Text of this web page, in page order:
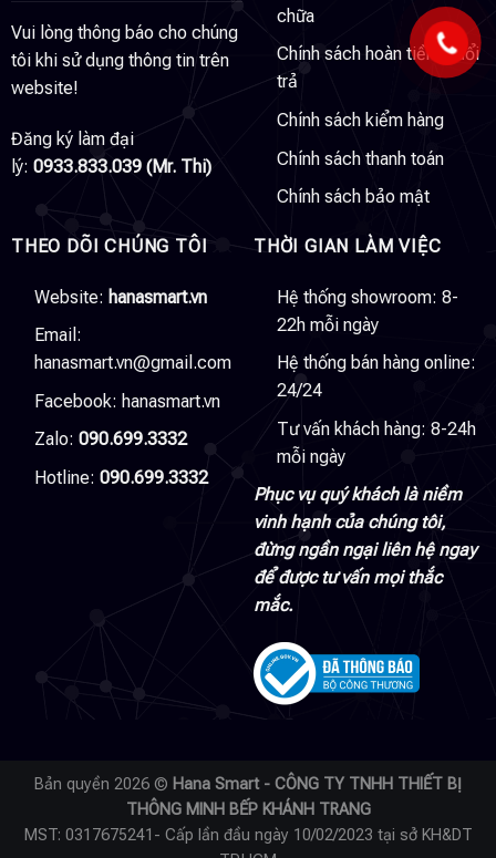
Vui lòng thông báo cho chúng
tôi khi sử dụng thông tin trên
website!
Đăng ký làm đại
lý: 0933.833.039 (Mr. Thi)
chữa
Chính sách hoàn tiền & đổi
trả
Chính sách kiểm hàng
Chính sách thanh toán
Chính sách bảo mật
THEO DÕI CHÚNG TÔI
Website: hanasmart.vn
Email:
hanasmart.vn@gmail.com
Facebook: hanasmart.vn
Zalo: 090.699.3332
Hotline: 090.699.3332
THỜI GIAN LÀM VIỆC
Hệ thống showroom: 8-
22h mỗi ngày
Hệ thống bán hàng online:
24/24
Tư vấn khách hàng: 8-24h
mỗi ngày
Phục vụ quý khách là niềm
vinh hạnh của chúng tôi,
đừng ngần ngại liên hệ ngay
để được tư vấn mọi thắc
mắc.
Bản quyền 2026 © Hana Smart - CÔNG TY TNHH THIẾT BỊ
THÔNG MINH BẾP KHÁNH TRANG
MST: 0317675241- Cấp lần đầu ngày 10/02/2023 tại sở KH&DT